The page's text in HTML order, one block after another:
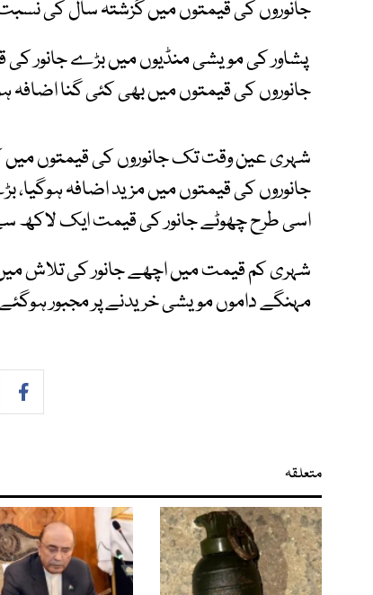
جانوروں کی قیمتوں میں گزشتہ سال کی
پشاور کی مویشی منڈیوں میں بڑے جانور کی
جانوروں کی قیمتوں میں بھی کئی گنا اضافہ
شہری عین وقت تک جانوروں کی قیمتوں میں
جانوروں کی قیمتوں میں مزید اضافہ ہوگیا،
اسی طرح چھوٹے جانور کی قیمت ایک لاکھ
شہری کم قیمت میں اچھے جانور کی تلاش
مہنگے داموں مویشی خریدنے پر مجبور
متعلقہ